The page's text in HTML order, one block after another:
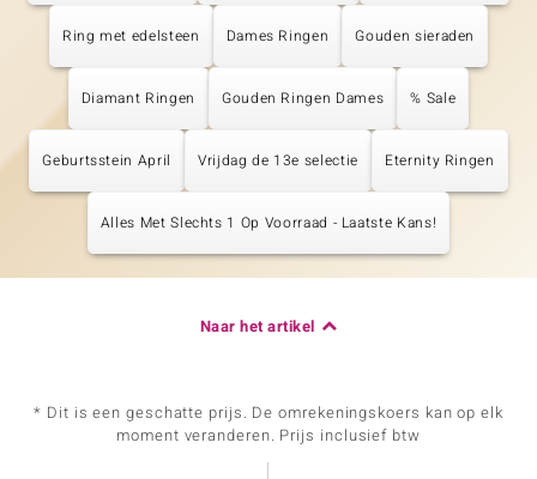
Ring met edelsteen Dames Ringen Gouden sieraden
Diamant Ringen Gouden Ringen Dames % Sale
Geburtsstein April Vrijdag de 13e selectie Eternity Ringen
Alles Met Slechts 1 Op Voorraad - Laatste Kans!
Naar het artikel
* Dit is een geschatte prijs. De omrekeningskoers kan op elk
moment veranderen. Prijs inclusief btw